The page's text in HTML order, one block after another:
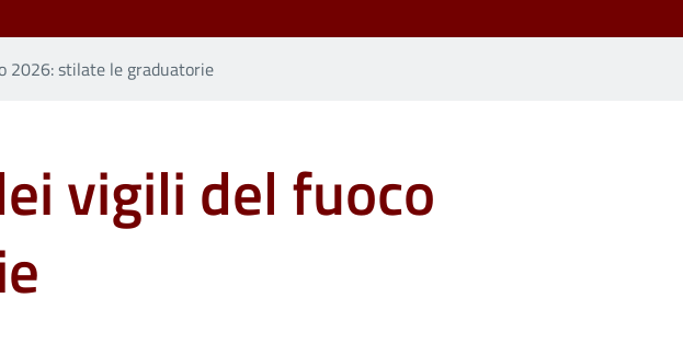
2026: stilate le graduatorie
vigili del fuoco